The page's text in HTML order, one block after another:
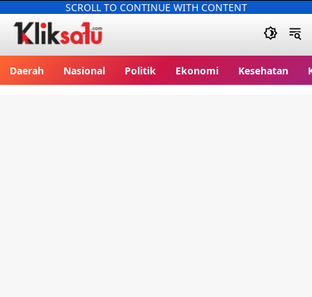
SCROLL TO CONTINUE WITH CONTENT
Daerah Nasional Politik Ekonomi Kesehatan